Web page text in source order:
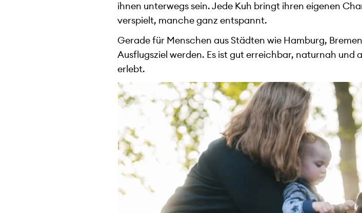
ihnen unterwegs sein. Jede Kuh bringt ihren eigenen
verspielt, manche ganz entspannt.
Gerade für Menschen aus Städten wie Hamburg,
Ausflugsziel werden. Es ist gut erreichbar, naturnah und
erlebt.